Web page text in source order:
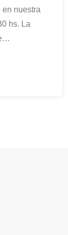
en nuestra
hs. La
…